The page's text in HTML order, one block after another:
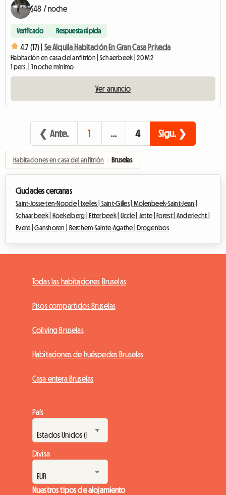
$48 / noche
Verificado Respuesta rápida
4.7 (17) | Se Alquila Habitación En Gran Casa Privada
Habitación en casa del anfitrión | Schaerbeek | 20 M2
1 pers. | 1 noche mínimo
Ver anuncio
❮ Ante. 1 … 4 Sigu. ❯
Habitaciones en casa del anfitrión › Bruselas
Ciudades cercanas
Saint-Josse-ten-Noode | Ixelles | Saint-Gilles | Molenbeek-Saint-Jean |
Schaarbeek |
Koekelberg | Etterbeek | Uccle | Jette | Forest | Anderlecht |
Evere |Ganshoren | Berchem-Sainte-Agathe | Drogenbos
Todas las habitaciones Bruselas
Pisos compartidos Bruselas
Coliving Bruselas
Habitaciones de huéspedes Bruselas
Casa entera Bruselas
País
Divisa
Nuestros tipos de alojamiento